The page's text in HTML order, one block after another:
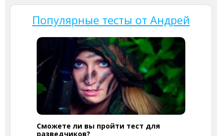
Популярные тесты от Андрей
Сможете ли вы пройти тест для
разведчиков?